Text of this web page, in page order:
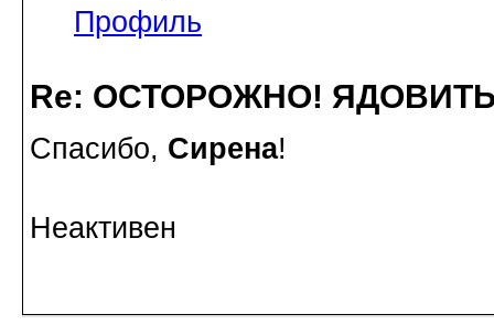
Профиль
Re: ОСТОРОЖНО!
Спасибо, Сирена!
Неактивен